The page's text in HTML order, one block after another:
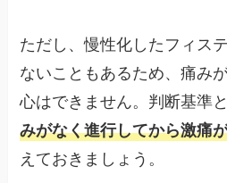
ただし、慢性化したフィス
ないこともあるため、痛み
心はできません。判断基準
みがなく進行してから激痛
えておきましょう。